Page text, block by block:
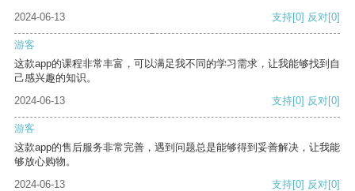
2024-06-13 支持[0] 反对[0]
游客
这款app的课程非常丰富，可以满足我不同的学习需求，让我能够找到自
己感兴趣的知识。
2024-06-13
支持[0] 反对[0]
游客
这款app的售后服务非常完善，遇到问题总是能够得到妥善解决，让我能
够放心购物。
2024-06-13
支持[0] 反对[0]